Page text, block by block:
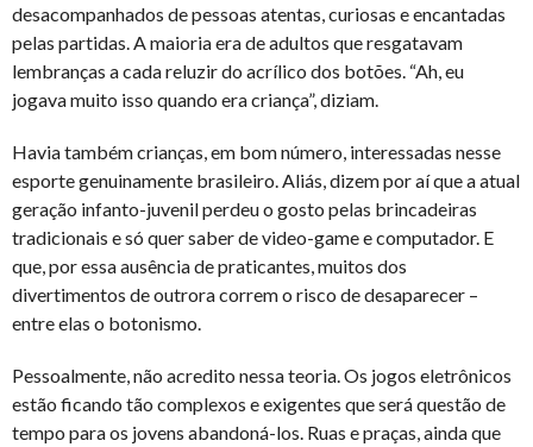
desacompanhados de pessoas atentas, curiosas e encantadas
pelas partidas. A maioria era de adultos que resgatavam
lembranças a cada reluzir do acrílico dos botões. “Ah, eu
jogava muito isso quando era criança”, diziam.
Havia também crianças, em bom número, interessadas nesse
esporte genuinamente brasileiro. Aliás, dizem por aí que a atual
geração infanto-juvenil perdeu o gosto pelas brincadeiras
tradicionais e só quer saber de video-game e computador. E
que, por essa ausência de praticantes, muitos dos
divertimentos de outrora correm o risco de desaparecer –
entre elas o botonismo.
Pessoalmente, não acredito nessa teoria. Os jogos eletrônicos
estão ficando tão complexos e exigentes que será questão de
tempo para os jovens abandoná-los. Ruas e praças, ainda que